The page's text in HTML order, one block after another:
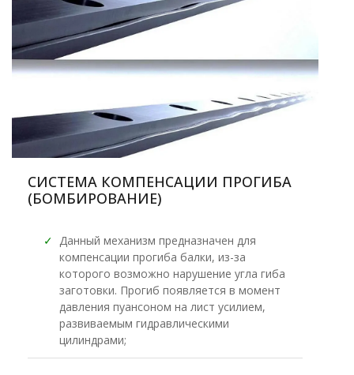
СИСТЕМА КОМПЕНСАЦИИ ПРОГИБА
(БОМБИРОВАНИЕ)
✓ Данный механизм предназначен для
компенсации прогиба балки, из-за
которого возможно нарушение угла гиба
заготовки. Прогиб появляется в момент
давления пуансоном на лист усилием,
развиваемым гидравлическими
цилиндрами;